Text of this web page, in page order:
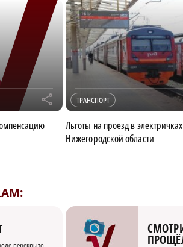
r ТРАНСПОРТ
Льготы на проезд в
Нижегородской области